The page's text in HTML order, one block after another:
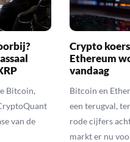
Bitcoin,
van de
Crypto
Ethereum
vandaag
Bitcoin en
een terugval,
rode cijfers
markt er nu